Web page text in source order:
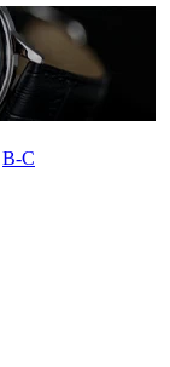
В-С